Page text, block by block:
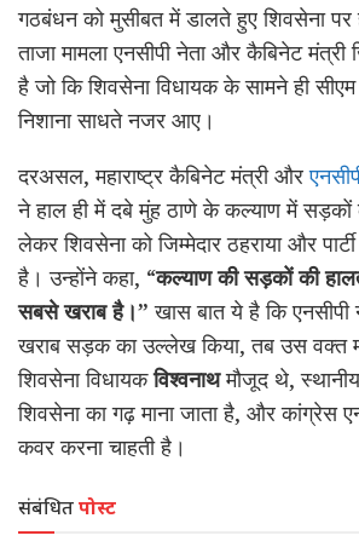
गठबंधन को मुसीबत में डालते हुए शिवसेना पर
ताजा मामला एनसीपी नेता और कैबिनेट
है जो कि शिवसेना विधायक के सामने ही
निशाना साधते नजर आए।
दरअसल, महाराष्ट्र कैबिनेट मंत्री और
ने हाल ही में दबे मुंह ठाणे के कल्याण में सड़कों
लेकर शिवसेना को जिम्मेदार ठहराया और
है। उन्होंने कहा, “कल्याण की सड़कों की
सबसे खराब है।” खास बात ये है कि
खराब सड़क का उल्लेख किया, तब उस वक्त
शिवसेना विधायकविश्वनाथमौजूद थे,
शिवसेना का गढ़ माना जाता है, और कांग्रेस
कवर करना चाहती है।
संबंधितपोस्ट